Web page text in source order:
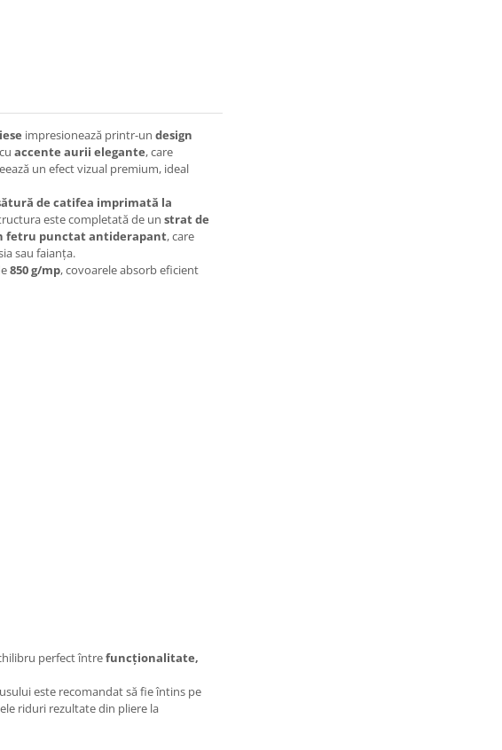
impresionează printr-un design
accente aurii elegante, care
un efect vizual premium, ideal
de catifea imprimată la
este completată de un strat de
fetru punctat antiderapant, care
sau faianța.
850 g/mp, covoarele absorb eficient
perfect întrefuncționalitate,
este recomandat să fie întins pe
riduri rezultate din pliere la